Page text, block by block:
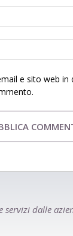
e sito web in
servizi dalle